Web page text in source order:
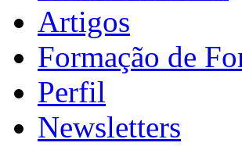
Artigos
Formação de
Perfil
Newsletters